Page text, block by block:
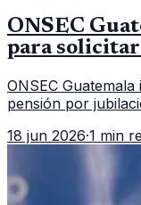
ONSEC
para
ONSEC
pensión por
importar edad.
18 jun 2026·1 min